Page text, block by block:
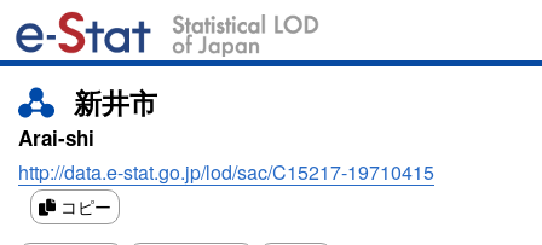
新井市
Arai-shi
http://data.e-stat.go.jp/lod/sac/C15217-19710415
コピー